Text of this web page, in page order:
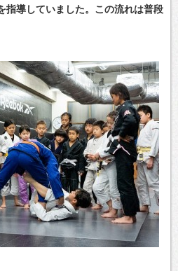
指導していました。この流れは普段